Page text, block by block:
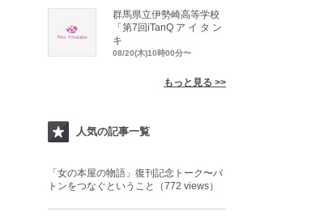
群馬県立伊勢崎高等学校
「第7回iTanQ ア イ タ ン
キ
08/20(木)10時00分〜
もっと見る >>
人気の記事一覧
「女の本屋の物語」復刊記念トーク〜バ
トンをつなぐということ（772 views）